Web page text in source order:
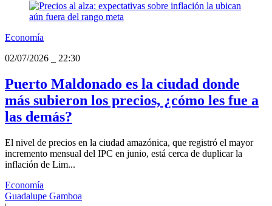
Economía
02/07/2026
22:30
Puerto Maldonado es la ciudad donde
más subieron los precios, ¿cómo les fue a
las demás?
El nivel de precios en la ciudad amazónica, que registró el mayor
incremento mensual del IPC en junio, está cerca de duplicar la
inflación de Lim...
Economía
Guadalupe Gamboa